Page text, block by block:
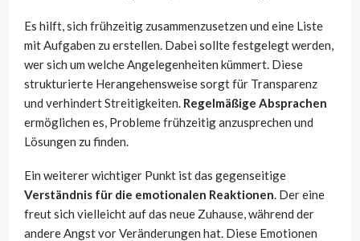
Es hilft, sich frühzeitig zusammenzusetzen und eine Liste
mit Aufgaben zu erstellen. Dabei sollte festgelegt werden,
wer sich um welche Angelegenheiten kümmert. Diese
strukturierte Herangehensweise sorgt für Transparenz
und verhindert Streitigkeiten. Regelmäßige Absprachen
ermöglichen es, Probleme frühzeitig anzusprechen und
Lösungen zu finden.
Ein weiterer wichtiger Punkt ist das gegenseitige
Verständnis für die emotionalen Reaktionen. Der eine
freut sich vielleicht auf das neue Zuhause, während der
andere Angst vor Veränderungen hat. Diese Emotionen